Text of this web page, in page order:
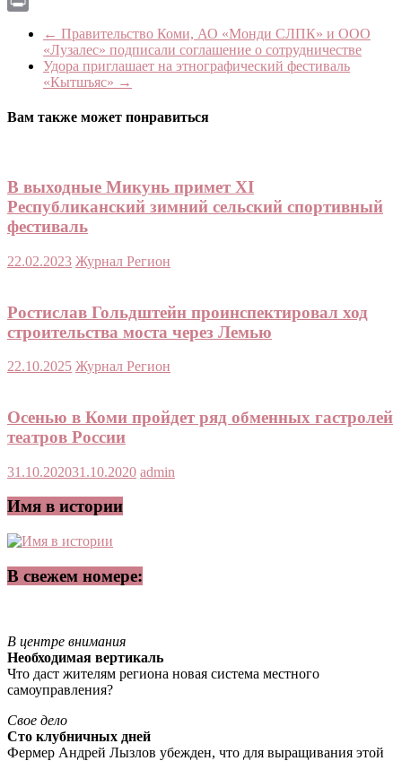
← Правительство Коми, АО «Монди СЛПК» и ООО
«Лузалес» подписали соглашение о сотрудничестве
Удора приглашает на этнографический фестиваль
«Кытшъяс» →
Вам также может понравиться
В выходные Микунь примет ХI
Республиканский зимний сельский спортивный
фестиваль
22.02.2023 Журнал Регион
Ростислав Гольдштейн проинспектировал ход
строительства моста через Лемью
22.10.2025 Журнал Регион
Осенью в Коми пройдет ряд обменных гастролей
театров России
31.10.202031.10.2020 admin
Имя в истории
В свежем номере:
В центре внимания
Необходимая вертикаль
Что даст жителям региона новая система местного
самоуправления?
Свое дело
Сто клубничных дней
Фермер Андрей Лызлов убежден, что для выращивания этой